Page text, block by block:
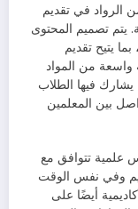
من الرواد في تقديم
يتم تصميم المحتوى
يتيح تقديم
من المواد
يشارك فيها الطلاب
بين المعلمين
علمية تتوافق مع
وفي نفس الوقت
أيضًا على